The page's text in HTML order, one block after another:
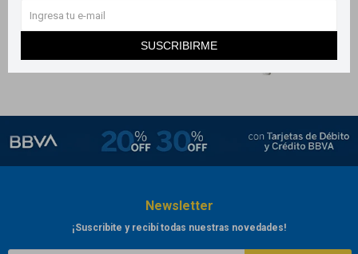
SUSCRIBIRME
Newsletter
¡Suscribite y recibí todas nuestras novedades!